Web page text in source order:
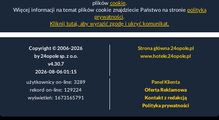
plików cookie.
Więcej informacji na temat plików cookie znajdziecie Państwo na stronie polityka
prywatności.
Kliknij tutaj, aby wyrazić zgodę i ukryć komunikat.
Copyright © 2006-2026
by 24opole sp. z o.o.
v4.30.7
2026-08-06 01:15
Strona główna 24opole.pl
www.hotele.24opole.pl
użytkownicy on-line: 3289
rekord on-line: 129224
wyświetleń: 1673165791
Panel Klienta
Oferta Reklamowa
Kontakt z redakcją
Polityka prywatności